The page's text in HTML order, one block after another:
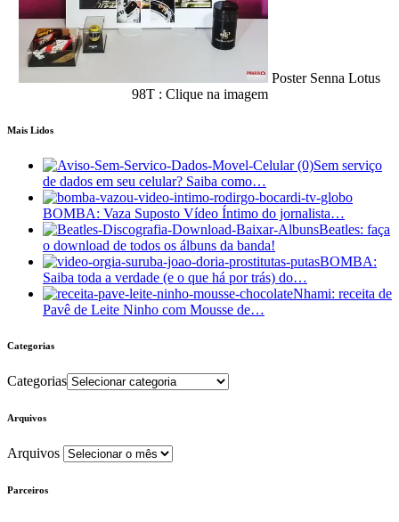
Poster Senna Lotus
98T : Clique na imagem
Mais Lidos
Sem serviço
de dados em seu celular? Saiba como…
BOMBA: Vaza Suposto Vídeo Íntimo do jornalista…
Beatles: faça
o download de todos os álbuns da banda!
BOMBA:
Saiba toda a verdade (e o que há por trás) do…
Nhami: receita de
Pavê de Leite Ninho com Mousse de…
Categorias
Categorias
Arquivos
Arquivos
Parceiros